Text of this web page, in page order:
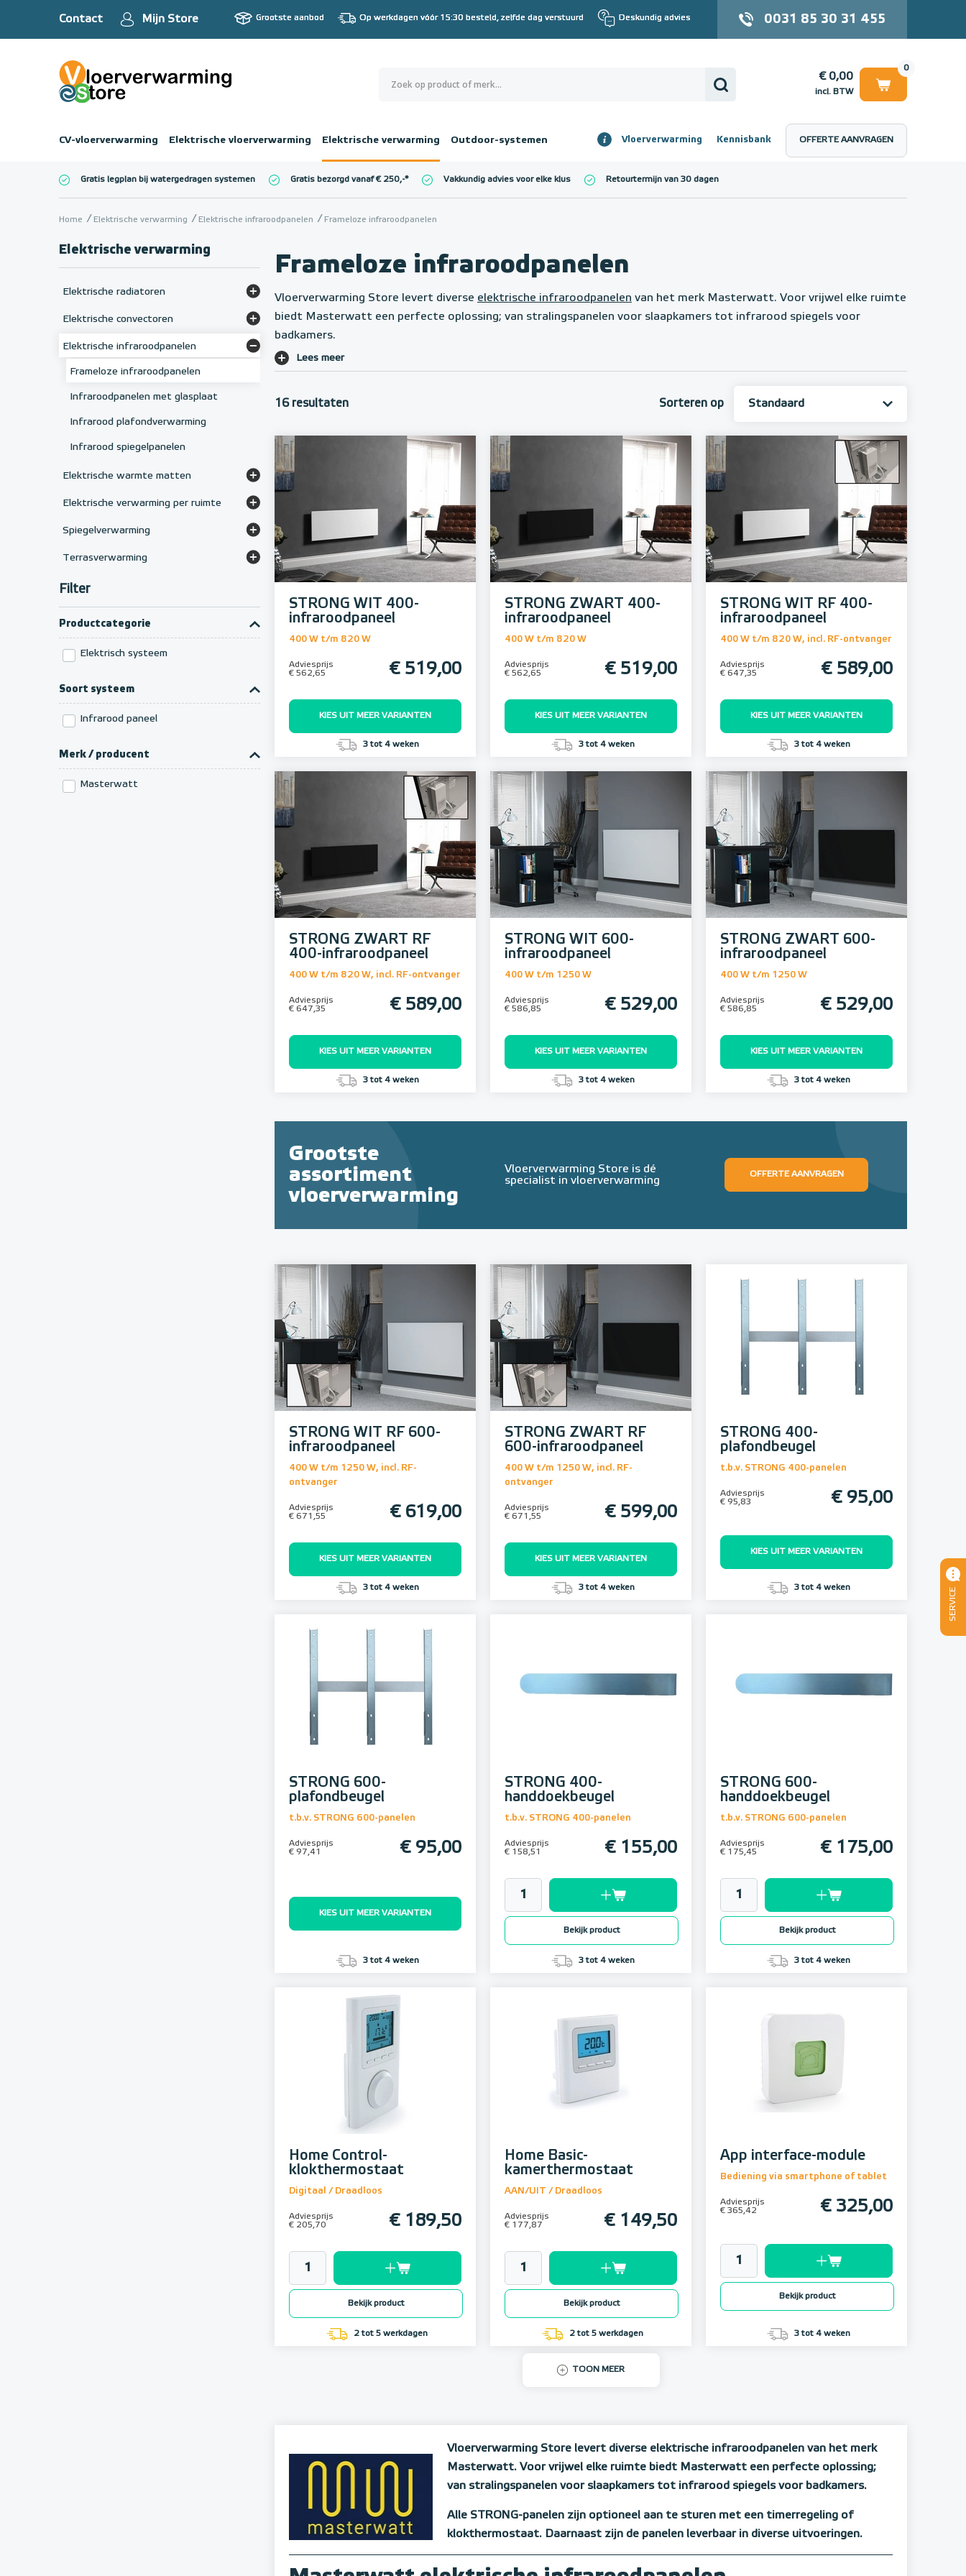
Contact Mijn Store Grootste aanbod Op werkdagen vóór 15:30 besteld, zelfde dag verstuurd Deskundig advies 0031 85 30 31 455
0
€ 0,00
incl. BTW
€ 0,00
CV-vloerverwarming Elektrische vloerverwarming Elektrische verwarming Outdoor-systemen
€ 0,00 Vloerverwarming Kennisbank OFFERTE AANVRAGEN
Gratis legplan bij watergedragen systemen Gratis bezorgd vanaf € 250,-* Vakkundig advies voor elke klus Retourtermijn van 30 dagen
Home Elektrische verwarming Elektrische infraroodpanelen Frameloze infraroodpanelen
Elektrische verwarming
Elektrische radiatoren
Elektrische badkamerradiatoren
Elektrische convectoren
Elektrische infraroodpanelen
Frameloze infraroodpanelen
Infraroodpanelen met glasplaat
Infrarood plafondverwarming
Infrarood spiegelpanelen
Elektrische warmte matten
Elektrische verwarming per ruimte
Spiegelverwarming
Terrasverwarming
Filter
Productcategorie
Elektrisch systeem
Soort systeem
Infrarood paneel
Merk / producent
Masterwatt
Frameloze infraroodpanelen
Vloerverwarming Store levert diverse elektrische infraroodpanelen van het merk Masterwatt. Voor vrijwel elke ruimte
biedt Masterwatt een perfecte oplossing; van stralingspanelen voor slaapkamers tot infrarood spiegels voor
badkamers.
Lees meer
16 resultaten Sorteren op
STRONG WIT 400-
infraroodpaneel
400 W t/m 820 W
Adviesprijs
€ 562,65
€ 519,00
KIES UIT MEER VARIANTEN
3 tot 4 weken
STRONG ZWART 400-
infraroodpaneel
400 W t/m 820 W
Adviesprijs
€ 562,65
€ 519,00
KIES UIT MEER VARIANTEN
3 tot 4 weken
STRONG WIT RF 400-
infraroodpaneel
400 W t/m 820 W, incl. RF-ontvanger
Adviesprijs
€ 647,35
€ 589,00
KIES UIT MEER VARIANTEN
3 tot 4 weken
STRONG ZWART RF
400-infraroodpaneel
400 W t/m 820 W, incl. RF-ontvanger
Adviesprijs
€ 647,35
€ 589,00
KIES UIT MEER VARIANTEN
3 tot 4 weken
STRONG WIT 600-
infraroodpaneel
400 W t/m 1250 W
Adviesprijs
€ 586,85
€ 529,00
KIES UIT MEER VARIANTEN
3 tot 4 weken
STRONG ZWART 600-
infraroodpaneel
400 W t/m 1250 W
Adviesprijs
€ 586,85
€ 529,00
KIES UIT MEER VARIANTEN
3 tot 4 weken
Grootste
assortiment
vloerverwarming
Vloerverwarming Store is dé
specialist in vloerverwarming
OFFERTE AANVRAGEN
STRONG WIT RF 600-
infraroodpaneel
400 W t/m 1250 W, incl. RF-
ontvanger
Adviesprijs
€ 671,55
€ 619,00
KIES UIT MEER VARIANTEN
3 tot 4 weken
STRONG ZWART RF
600-infraroodpaneel
400 W t/m 1250 W, incl. RF-
ontvanger
Adviesprijs
€ 671,55
€ 599,00
KIES UIT MEER VARIANTEN
3 tot 4 weken
STRONG 400-
plafondbeugel
t.b.v. STRONG 400-panelen
Adviesprijs
€ 95,83
€ 95,00
KIES UIT MEER VARIANTEN
3 tot 4 weken
STRONG 600-
plafondbeugel
t.b.v. STRONG 600-panelen
Adviesprijs
€ 97,41
€ 95,00
KIES UIT MEER VARIANTEN
3 tot 4 weken
STRONG 400-
handdoekbeugel
t.b.v. STRONG 400-panelen
Adviesprijs
€ 158,51
€ 155,00
Bekijk product
3 tot 4 weken
STRONG 600-
handdoekbeugel
t.b.v. STRONG 600-panelen
Adviesprijs
€ 175,45
€ 175,00
Bekijk product
3 tot 4 weken
Home Control-
klokthermostaat
Digitaal / Draadloos
Adviesprijs
€ 205,70
€ 189,50
Bekijk product
2 tot 5 werkdagen
Home Basic-
kamerthermostaat
AAN/UIT / Draadloos
Adviesprijs
€ 177,87
€ 149,50
Bekijk product
2 tot 5 werkdagen
App interface-module
Bediening via smartphone of tablet
Adviesprijs
€ 365,42
€ 325,00
Bekijk product
3 tot 4 weken
TOON MEER
Vloerverwarming Store levert diverse elektrische infraroodpanelen van het merk
Masterwatt. Voor vrijwel elke ruimte biedt Masterwatt een perfecte oplossing;
van stralingspanelen voor slaapkamers tot infrarood spiegels voor badkamers.
Alle STRONG-panelen zijn optioneel aan te sturen met een timerregeling of
klokthermostaat. Daarnaast zijn de panelen leverbaar in diverse uitvoeringen.
SERVICE